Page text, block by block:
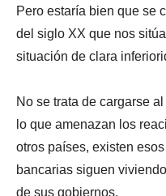
Pero estaría bien que se
del siglo XX que nos
situación de clara
No se trata de cargarse
lo que amenazan los
otros países, existen
bancarias siguen
de sus gobiernos.